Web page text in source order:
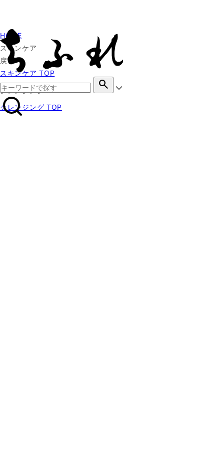
search
HOME
スキンケア
戻る
スキンケア TOP
クレンジング
クレンジング TOP